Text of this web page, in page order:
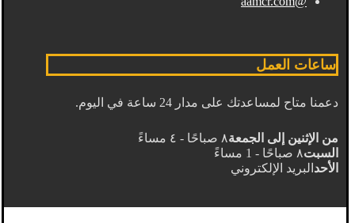
ساعات العمل
دعمنا متاح لمساعدتك على مدار 24 ساعة في اليوم.
من الإثنين إلى الجمعة٨ صباحًا - ٤ مساءً
السبت٨ صباحًا - 1 مساءً
الأحد البريد الإلكتروني